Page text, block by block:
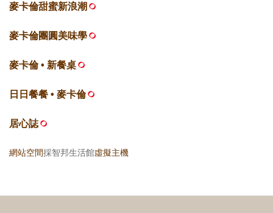
麥卡倫甜蜜新浪潮
麥卡倫團圓美味學
麥卡倫 • 新餐桌
日日餐餐 • 麥卡倫
居心誌
網站空間採智邦生活館虛擬主機